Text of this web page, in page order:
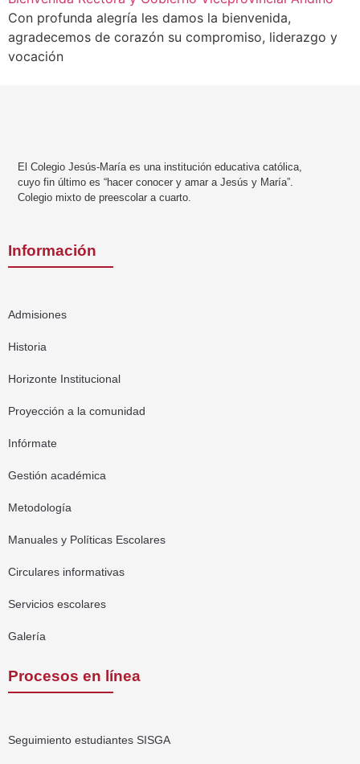
Con profunda alegría les damos la bienvenida,
agradecemos de corazón su compromiso, liderazgo y
vocación
El Colegio Jesús-María es una institución educativa católica,
cuyo fin último es “hacer conocer y amar a Jesús y María”.
Colegio mixto de preescolar a cuarto.
Información
Admisiones
Historia
Horizonte Institucional
Proyección a la comunidad
Infórmate
Gestión académica
Metodología
Manuales y Políticas Escolares
Circulares informativas
Servicios escolares
Galería
Procesos en línea
Seguimiento estudiantes SISGA